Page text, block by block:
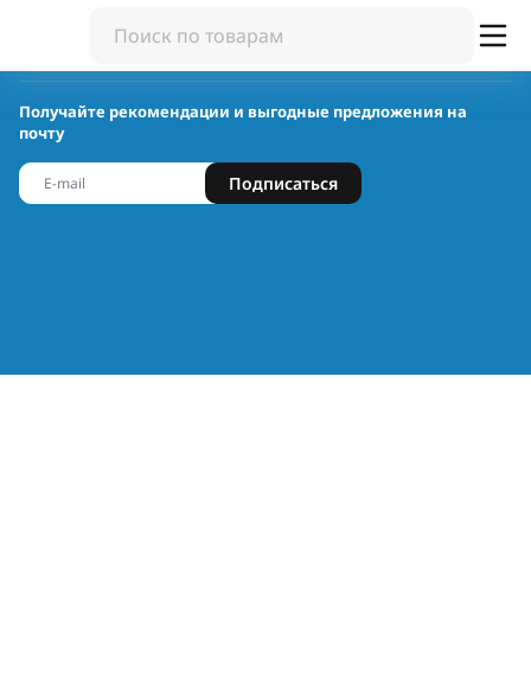
Получайте рекомендации и выгодные предложения на
почту
Подписаться